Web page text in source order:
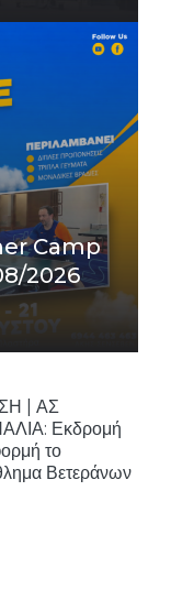
Camp
2026
| ΑΣ
Εκδρομή
το
Βετεράνων